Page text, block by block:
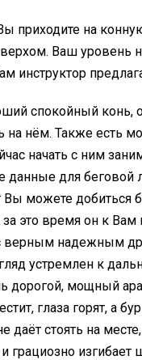
приходите на
верхом. Ваш уровень
инструктор
спокойный конь,
на нём. Также есть
начать с ним
данные для беговой
Вы можете добиться
за это время он к Вам
верным надежным
устремлен к
дорогой, мощный
глаза горят, а
даёт стоять на месте,
грациозно изгибает